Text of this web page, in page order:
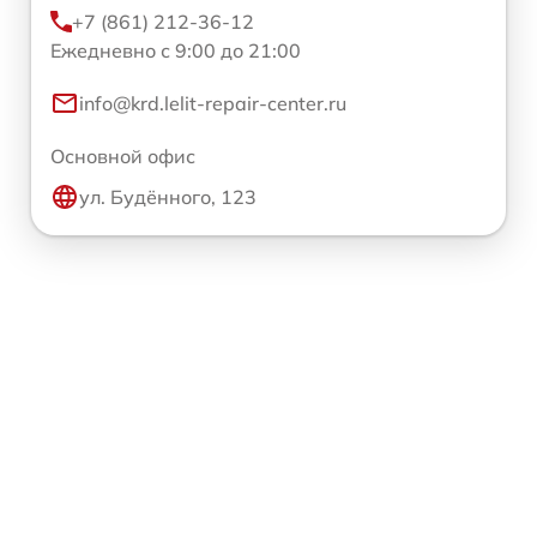
+7 (861) 212-36-12
Ежедневно с 9:00 до 21:00
info@krd.lelit-repair-center.ru
Основной офис
ул. Будённого, 123